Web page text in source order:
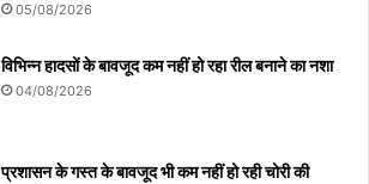
05/08/2026
विभिन्न हादसों के बावजूद कम नहीं हो रहा रील बनाने का नशा
04/08/2026
प्रशासन के गस्त के बावजूद भी कम नहीं हो रही चोरी की